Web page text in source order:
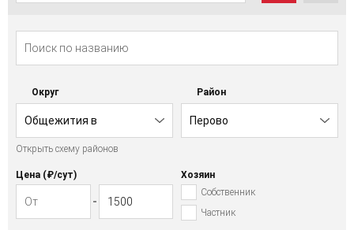
Округ
Общежития в
Восточном АО
Открыть схему районов
Район
Перово
Цена (₽/cут)
Хозяин
Собственник
Частник